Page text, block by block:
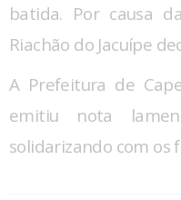
batida. Por causa
Riachão do Jacuípe
A Prefeitura de
emitiu nota
solidarizando com os